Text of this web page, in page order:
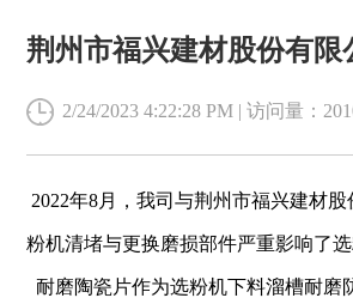
荆州市福兴建材股份有
2/24/2023 4:22:28 PM | 访问量：
2022年8月，我司与荆州市福兴建材股
粉机清堵与更换磨损部件严重影响了选
耐磨陶瓷片作为选粉机下料溜槽耐磨